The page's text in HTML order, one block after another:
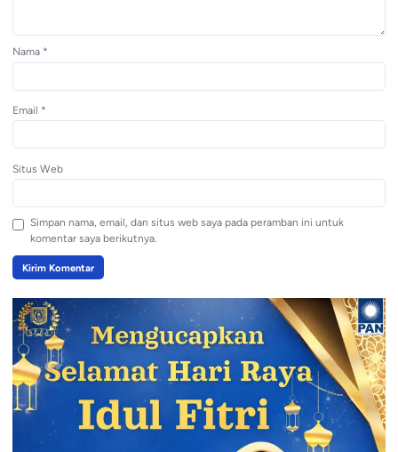
Nama *
Email *
Situs Web
Simpan nama, email, dan situs web saya pada peramban ini untuk
komentar saya berikutnya.